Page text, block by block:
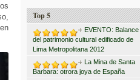
Top 5
EVENTO: Balance
del patrimonio cultural edificado de
Lima Metropolitana 2012
La Mina de Santa
Barbara: otrora joya de España